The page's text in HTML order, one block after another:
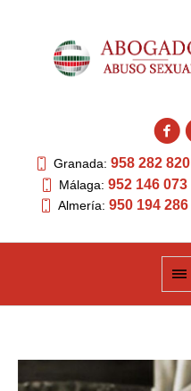
Granada: 958 282 820
Málaga: 952 146 073
Almería:950 194 286